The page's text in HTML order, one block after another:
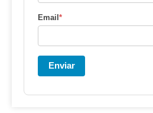
Email*
Enviar